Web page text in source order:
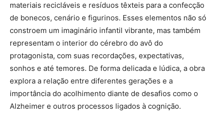
materiais recicláveis e resíduos têxteis para a confecção
de bonecos, cenário e figurinos. Esses elementos não só
constroem um imaginário infantil vibrante, mas também
representam o interior do cérebro do avô do
protagonista, com suas recordações, expectativas,
sonhos e até temores. De forma delicada e lúdica, a obra
explora a relação entre diferentes gerações e a
importância do acolhimento diante de desafios como o
Alzheimer e outros processos ligados à cognição.